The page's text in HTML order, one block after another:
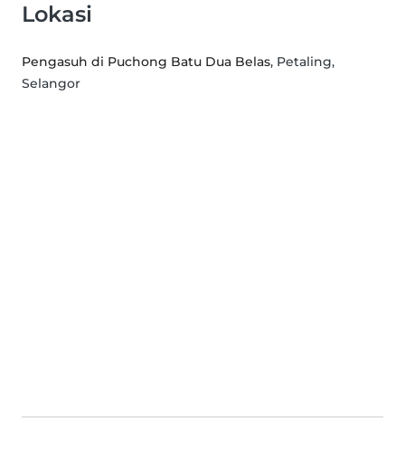
Lokasi
Pengasuh di Puchong Batu Dua Belas, Petaling,
Selangor